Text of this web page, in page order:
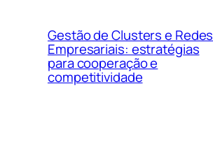
Gestão de Clusters e Redes
Empresariais: estratégias
para cooperação e
competitividade